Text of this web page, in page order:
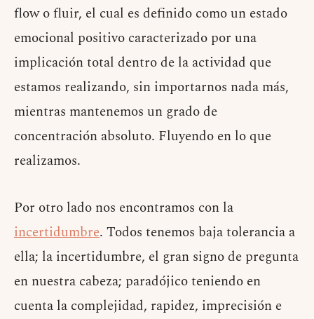
flow o fluir, el cual es definido como un estado
emocional positivo caracterizado por una
implicación total dentro de la actividad que
estamos realizando, sin importarnos nada más,
mientras mantenemos un grado de
concentración absoluto. Fluyendo en lo que
realizamos.
Por otro lado nos encontramos con la
incertidumbre. Todos tenemos baja tolerancia a
ella; la incertidumbre, el gran signo de pregunta
en nuestra cabeza; paradójico teniendo en
cuenta la complejidad, rapidez, imprecisión e